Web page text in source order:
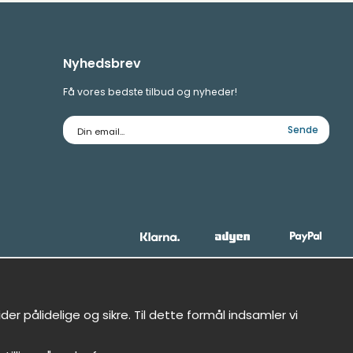
Nyhedsbrev
Få vores bedste tilbud og nyheder!
E-
mailadresse
Sende
pålidelige og sikre. Til dette formål indsamler vi